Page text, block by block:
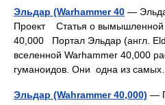
Эльдар (Warhammer 40 —
Проект Статья о вымышленной
40,000 Портал Эльдар (англ.
вселенной Warhammer 40,000
гуманоидов. Они одна из
Эльдар (Wahrammer 40,000) —